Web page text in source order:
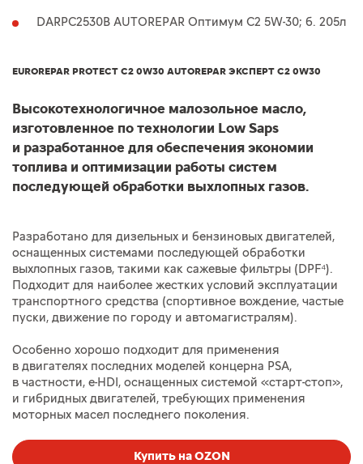
DARPC2530B AUTOREPAR Оптимум C2 5W-30; б. 205л
EUROREPAR PROTECT C2 0W30 AUTOREPAR ЭКСПЕРТ C2 0W30
Высокотехнологичное малозольное масло,
изготовленное по технологии Low Saps
и разработанное для обеспечения экономии
топлива и оптимизации работы систем
последующей обработки выхлопных газов.
Разработано для дизельных и бензиновых двигателей,
оснащенных системами последующей обработки
выхлопных газов, такими как сажевые фильтры (DPF⁴).
Подходит для наиболее жестких условий эксплуатации
транспортного средства (спортивное вождение, частые
пуски, движение по городу и автомагистралям).
Особенно хорошо подходит для применения
в двигателях последних моделей концерна PSA,
в частности, e-HDI, оснащенных системой «старт-стоп»,
и гибридных двигателей, требующих применения
моторных масел последнего поколения.
Купить на OZON